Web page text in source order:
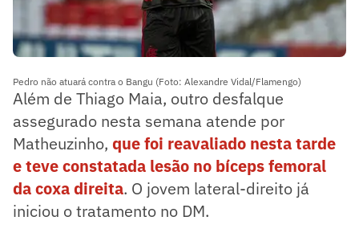
Pedro não atuará contra o Bangu (Foto: Alexandre Vidal/Flamengo)
Além de Thiago Maia, outro desfalque
assegurado nesta semana atende por
Matheuzinho, que foi reavaliado nesta tarde
e teve constatada lesão no bíceps femoral
da coxa direita. O jovem lateral-direito já
iniciou o tratamento no DM.